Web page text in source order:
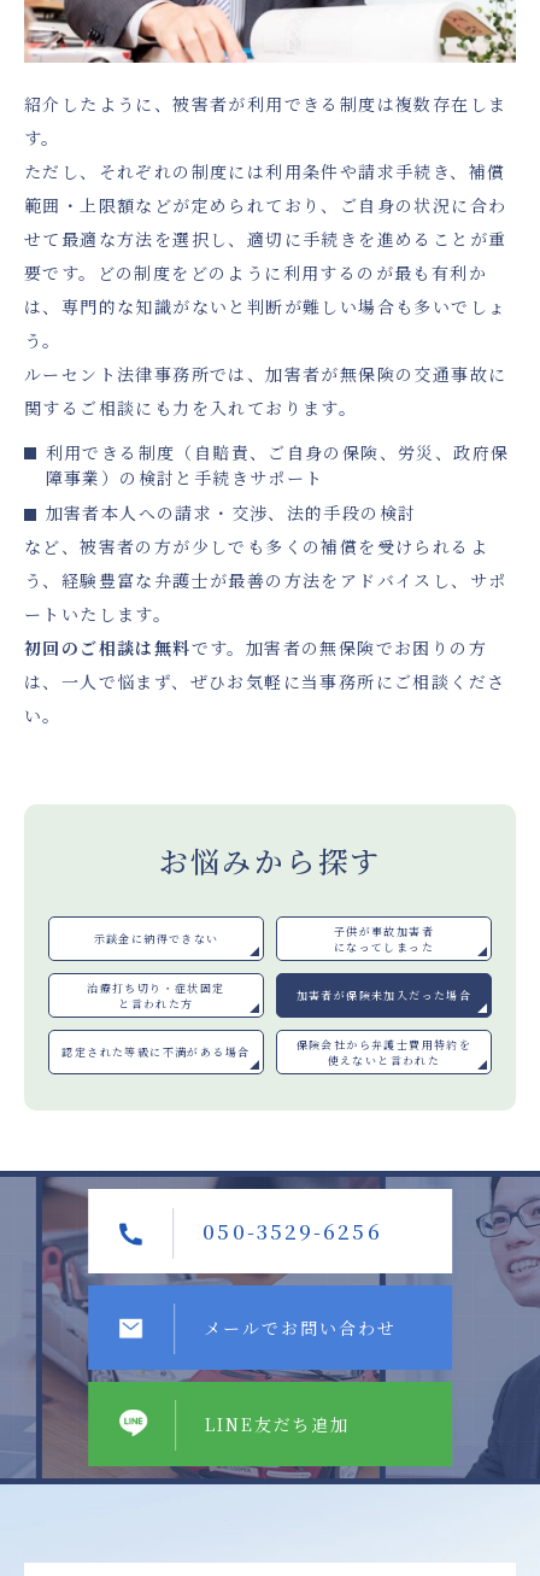
紹介したように、被害者が利用できる制度は複数存在しま
す。
ただし、それぞれの制度には利用条件や請求手続き、補償
範囲・上限額などが定められており、ご自身の状況に合わ
せて最適な方法を選択し、適切に手続きを進めることが重
要です。どの制度をどのように利用するのが最も有利か
は、専門的な知識がないと判断が難しい場合も多いでしょ
う。
ルーセント法律事務所では、加害者が無保険の交通事故に
関するご相談にも力を入れております。
利用できる制度（自賠責、ご自身の保険、労災、政府保
障事業）の検討と手続きサポート
加害者本人への請求・交渉、法的手段の検討
など、被害者の方が少しでも多くの補償を受けられるよ
う、経験豊富な弁護士が最善の方法をアドバイスし、サポ
ートいたします。
初回のご相談は無料です。加害者の無保険でお困りの方
は、一人で悩まず、ぜひお気軽に当事務所にご相談くださ
い。
お悩みから探す
示談金に納得できない
子供が事故加害者
になってしまった
治療打ち切り・症状固定
と言われた方
加害者が保険未加入だった場合
認定された等級に 不満がある場合
保険会社から弁護士費用特約を
使えないと言われた
Previous Next
050-3529-6256
メールでお問い合わせ
LINE友だち追加